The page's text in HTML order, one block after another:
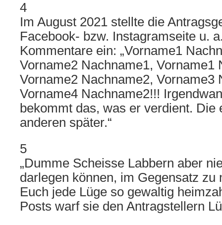
4
Im August 2021 stellte die
Facebook- bzw. Instagramseite u.
Kommentare ein: „Vorname1
Vorname2 Nachname1, Vorname1
Vorname2 Nachname2, Vorname3
Vorname4 Nachname2!!!
bekommt das, was er verdient. Die
anderen später.“
5
„Dumme Scheisse Labbern aber
darlegen können, im Gegensatz zu
Euch jede Lüge so gewaltig
Posts warf sie den Antragstellern